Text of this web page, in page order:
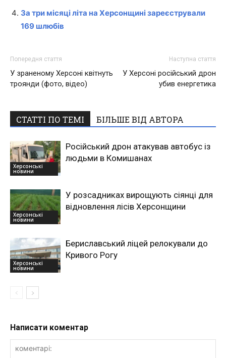
За три місяці літа на Херсонщині зареєстрували
169 шлюбів
Попередня стаття
У зраненому Херсоні квітнуть
троянди (фото, відео)
Наступна стаття
У Херсоні російський дрон
убив енергетика
СТАТТІ ПО ТЕМІ БІЛЬШЕ ВІД АВТОРА
Херсонські
новини
Російський дрон атакував автобус із
людьми в Комишанах
Херсонські
новини
У розсадниках вирощують сіянці для
відновлення лісів Херсонщини
Херсонські
новини
Бериславський ліцей релокували до
Кривого Рогу
Написати коментар